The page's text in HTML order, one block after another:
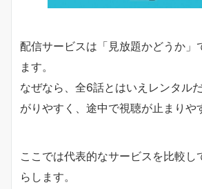
配信サービスは「見放題かどうか」
ます。
なぜなら、全6話とはいえレンタル
がりやすく、途中で視聴が止まりや
ここでは代表的なサービスを比較し
らします。